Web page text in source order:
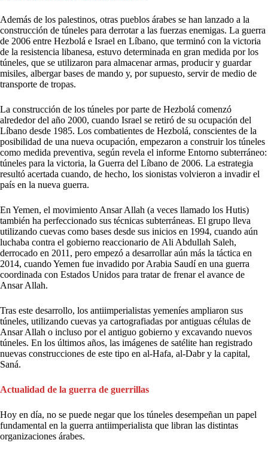
Además de los palestinos, otras pueblos árabes se han lanzado a la
construcción de túneles para derrotar a las fuerzas enemigas. La guerra
de 2006 entre Hezbolá e Israel en Líbano, que terminó con la victoria
de la resistencia libanesa, estuvo determinada en gran medida por los
túneles, que se utilizaron para almacenar armas, producir y guardar
misiles, albergar bases de mando y, por supuesto, servir de medio de
transporte de tropas.
La construcción de los túneles por parte de Hezbolá comenzó
alrededor del año 2000, cuando Israel se retiró de su ocupación del
Líbano desde 1985. Los combatientes de Hezbolá, conscientes de la
posibilidad de una nueva ocupación, empezaron a construir los túneles
como medida preventiva, según revela el informe Entorno subterráneo:
túneles para la victoria, la Guerra del Líbano de 2006. La estrategia
resultó acertada cuando, de hecho, los sionistas volvieron a invadir el
país en la nueva guerra.
En Yemen, el movimiento Ansar Allah (a veces llamado los Hutis)
también ha perfeccionado sus técnicas subterráneas. El grupo lleva
utilizando cuevas como bases desde sus inicios en 1994, cuando aún
luchaba contra el gobierno reaccionario de Ali Abdullah Saleh,
derrocado en 2011, pero empezó a desarrollar aún más la táctica en
2014, cuando Yemen fue invadido por Arabia Saudí en una guerra
coordinada con Estados Unidos para tratar de frenar el avance de
Ansar Allah.
Tras este desarrollo, los antiimperialistas yemeníes ampliaron sus
túneles, utilizando cuevas ya cartografiadas por antiguas células de
Ansar Allah o incluso por el antiguo gobierno y excavando nuevos
túneles. En los últimos años, las imágenes de satélite han registrado
nuevas construcciones de este tipo en al-Hafa, al-Dabr y la capital,
Saná.
Actualidad de la guerra de guerrillas
Hoy en día, no se puede negar que los túneles desempeñan un papel
fundamental en la guerra antiimperialista que libran las distintas
organizaciones árabes.